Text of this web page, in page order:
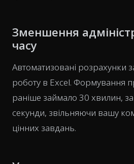
Зменшення
часу
Автоматизовані розрахунки
роботу в Excel. Формування
раніше займало 30 хвилин,
секунди, звільняючи вашу
цінних завдань.